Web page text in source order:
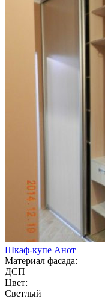
Шкаф-купе Анот
Материал фасада:
ДСП
Цвет:
Светлый